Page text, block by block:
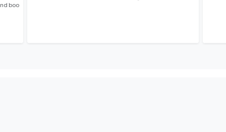
boo...